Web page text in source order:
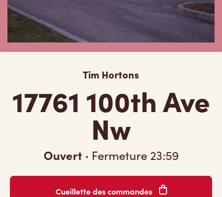
Tim Hortons
17761 100th Ave
Nw
Ouvert · Fermeture 23:59
Cueillette des commandes